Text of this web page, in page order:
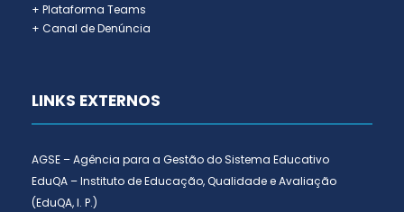
+ Plataforma Teams
+ Canal de Denúncia
LINKS EXTERNOS
AGSE – Agência para a Gestão do Sistema Educativo
EduQA – Instituto de Educação, Qualidade e Avaliação
(EduQA, I. P.)